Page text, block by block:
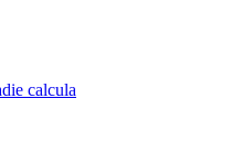
calcula